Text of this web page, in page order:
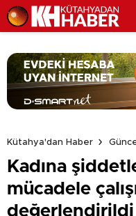
Kütahya'dan Haber
Kadına
mücadele
değerlendirildi